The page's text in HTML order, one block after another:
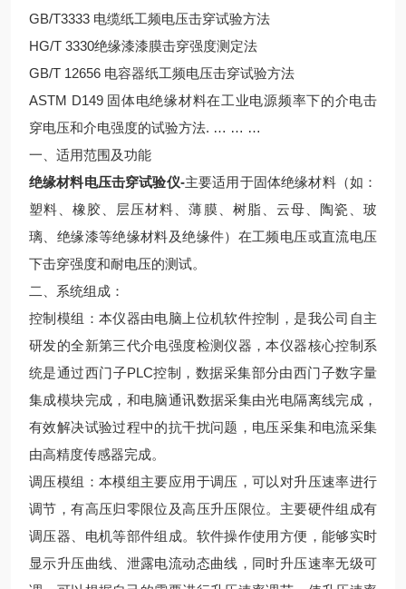
GB/T3333 电缆纸工频电压击穿试验方法
HG/T 3330绝缘漆漆膜击穿强度测定法
GB/T 12656 电容器纸工频电压击穿试验方法
ASTM D149 固体电绝缘材料在工业电源频率下的介电击
穿电压和介电强度的试验方法. … … …
一、适用范围及功能
绝缘材料电压击穿试验仪-主要适用于固体绝缘材料（如：
塑料、橡胶、层压材料、薄膜、树脂、云母、陶瓷、玻
璃、绝缘漆等绝缘材料及绝缘件）在工频电压或直流电压
下击穿强度和耐电压的测试。
二、系统组成：
控制模组：本仪器由电脑上位机软件控制，是我公司自主
研发的全新第三代介电强度检测仪器，本仪器核心控制系
统是通过西门子PLC控制，数据采集部分由西门子数字量
集成模块完成，和电脑通讯数据采集由光电隔离线完成，
有效解决试验过程中的抗干扰问题，电压采集和电流采集
由高精度传感器完成。
调压模组：本模组主要应用于调压，可以对升压速率进行
调节，有高压归零限位及高压升压限位。主要硬件组成有
调压器、电机等部件组成。软件操作使用方便，能够实时
显示升压曲线、泄露电流动态曲线，同时升压速率无级可